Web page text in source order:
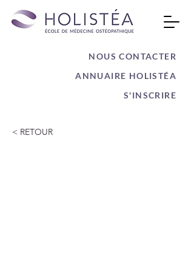
NOUS CONTACTER
ANNUAIRE HOLISTÉA
S'INSCRIRE
< RETOUR